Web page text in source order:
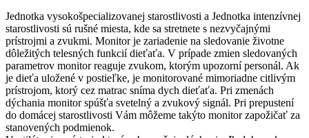
Jednotka vysokošpecializovanej starostlivosti a Jednotka intenzívnej
starostlivosti sú rušné miesta, kde sa stretnete s nezvyčajnými
prístrojmi a zvukmi. Monitor je zariadenie na sledovanie životne
dôležitých telesných funkcií dieťaťa. V prípade zmien sledovaných
parametrov monitor reaguje zvukom, ktorým upozorní personál. Ak
je dieťa uložené v postieľke, je monitorované mimoriadne citlivým
prístrojom, ktorý cez matrac sníma dych dieťaťa. Pri zmenách
dýchania monitor spúšťa svetelný a zvukový signál. Pri prepustení
do domácej starostlivosti Vám môžeme takýto monitor zapožičať za
stanovených podmienok.